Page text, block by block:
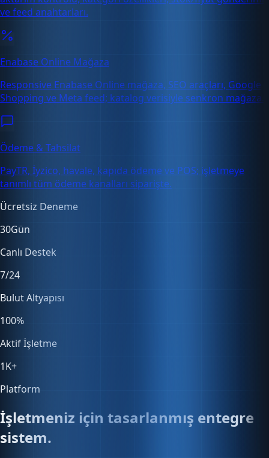
Enabase Online Mağaza
Responsive Enabase Online mağaza, SEO araçları, Google
Shopping ve Meta feed; katalog verisiyle senkron mağaza.
Ödeme & Tahsilat
PayTR, İyzico, havale, kapıda ödeme ve POS; işletmeye
tanımlı tüm ödeme kanalları siparişte.
Ücretsiz Deneme
30Gün
Canlı Destek
7/24
Bulut Altyapısı
100%
Aktif İşletme
1K+
Platform
İşletmeniz için tasarlanmış entegre
sistem.
Satıştan muhasebeye, stoktan entegrasyonlara — her